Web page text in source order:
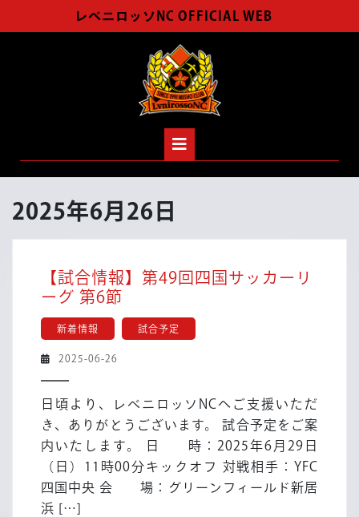
to
レベニロッソNC OFFICIAL WEB
2025年6月26日
【試合情報】第49回四国サッカーリ
ーグ 第6節
合
情
回
四
国
サ
新着情報 試合予定
2025-06-26
日頃より、レベニロッソNCへご支援いただ
き、ありがとうございます。 試合予定をご案
内いたします。 日 時：2025年6月29日
（日）11時00分キックオフ 対戦相手：YFC
四国中央 会 場：グリーンフィールド新居
浜 […]